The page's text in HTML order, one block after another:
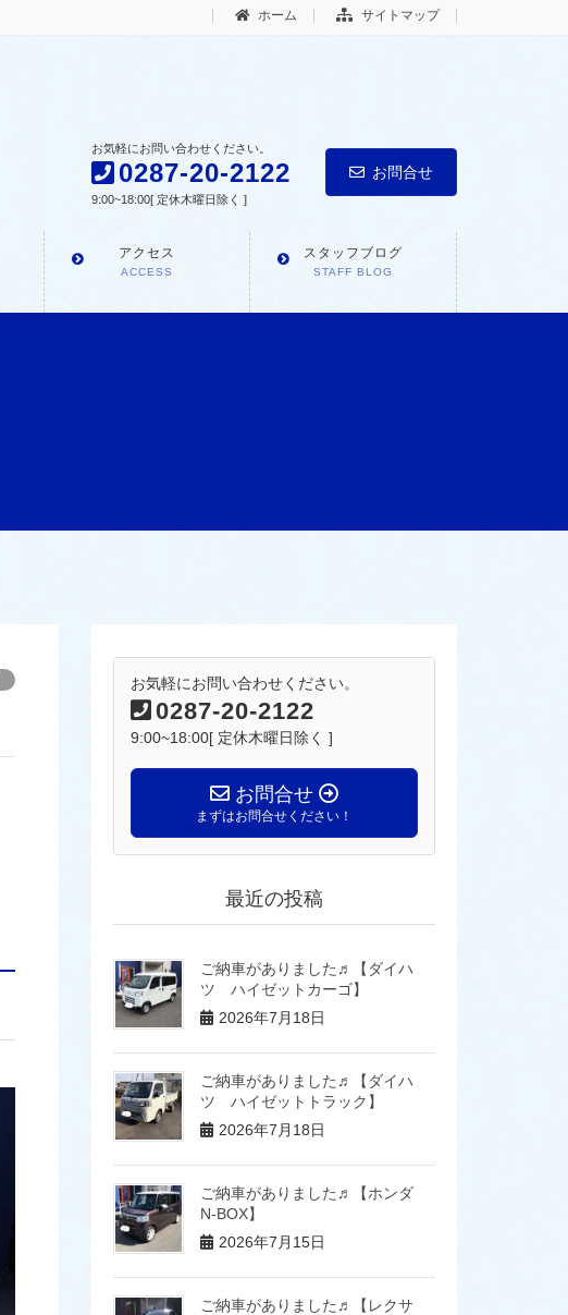
ホーム サイトマップ
お気軽にお問い合わせください。
0287-20-2122
9:00~18:00[ 定休木曜日除く ]
お問合せ
アクセス
ACCESS
スタッフブログ
STAFF BLOG
お気軽にお問い合わせください。
0287-20-2122
9:00~18:00[ 定休木曜日除く ]
お問合せ
まずはお問合せください！
最近の投稿
ご納車がありました♬【ダイハ
ツ ハイゼットカーゴ】
2026年7月18日
ご納車がありました♬【ダイハ
ツ ハイゼットトラック】
2026年7月18日
ご納車がありました♬【ホンダ
N-BOX】
2026年7月15日
ご納車がありました♬【レクサ